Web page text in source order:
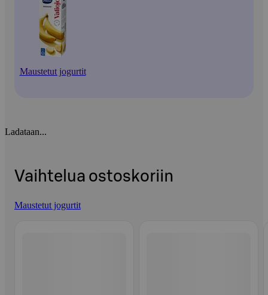
Maustetut jogurtit
Ladataan...
Vaihtelua ostoskoriin
Maustetut jogurtit